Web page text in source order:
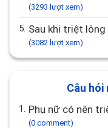
(3293 lượt xem)
5. Sau khi triệt
(3082 lượt xem)
Câu hỏi
1. Phụ nữ có nên
(0 comment)